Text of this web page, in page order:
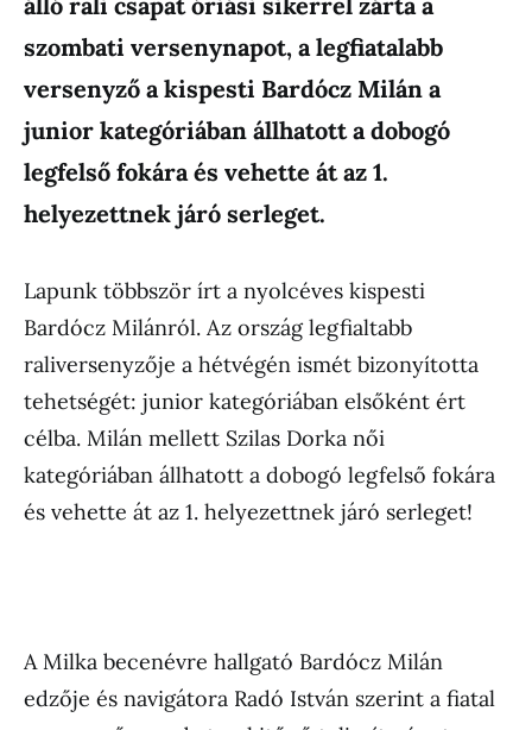
szombati versenynapot, a legfiatalabb
versenyző a kispesti Bardócz Milán a
junior kategóriában állhatott a dobogó
legfelső fokára és vehette át az 1.
helyezettnek járó serleget.
Lapunk többször írt a nyolcéves kispesti
Bardócz Milánról. Az ország legfialtabb
raliversenyzője a hétvégén ismét bizonyította
tehetségét: junior kategóriában elsőként ért
célba. Milán mellett Szilas Dorka női
kategóriában állhatott a dobogó legfelső fokára
és vehette át az 1. helyezettnek járó serleget!
A Milka becenévre hallgató Bardócz Milán
edzője és navigátora Radó István szerint a fiatal